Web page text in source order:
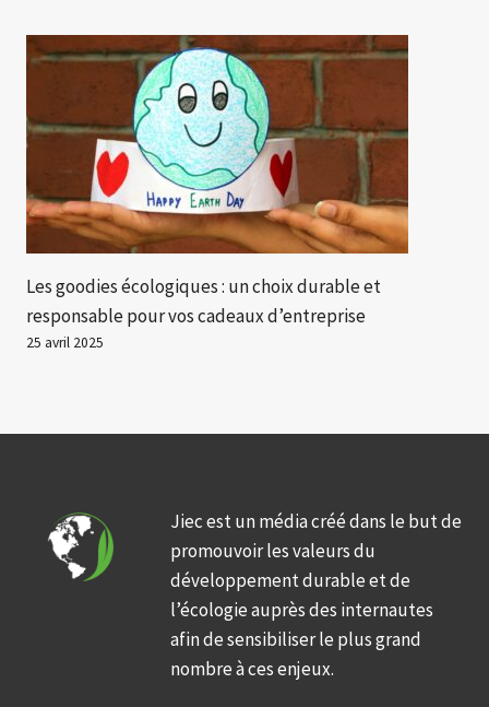
Les goodies écologiques : un choix durable et
responsable pour vos cadeaux d’entreprise
25 avril 2025
Jiec est un média créé dans le but de
promouvoir les valeurs du
développement durable et de
l’écologie auprès des internautes
afin de sensibiliser le plus grand
nombre à ces enjeux.